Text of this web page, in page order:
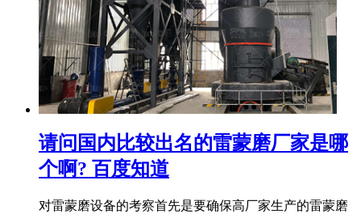
请问国内比较出名的雷蒙磨厂家是哪
个啊? 百度知道
对雷蒙磨设备的考察首先是要确保高厂家生产的雷蒙磨